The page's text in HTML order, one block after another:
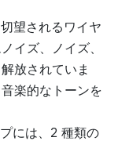
望されるワイヤ
イズ、ノイズ、
放されていま
楽的なトーンを
には、2 種類の